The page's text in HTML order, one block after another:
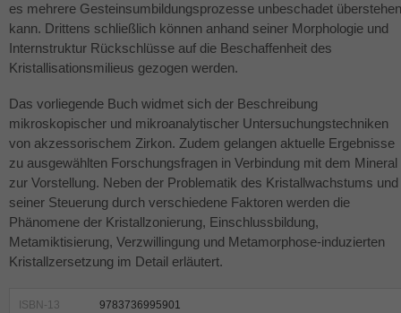
es mehrere Gesteinsumbildungsprozesse unbeschadet überstehen
kann. Drittens schließlich können anhand seiner Morphologie und
Internstruktur Rückschlüsse auf die Beschaffenheit des
Kristallisationsmilieus gezogen werden.
Das vorliegende Buch widmet sich der Beschreibung
mikroskopischer und mikroanalytischer Untersuchungstechniken
von akzessorischem Zirkon. Zudem gelangen aktuelle Ergebnisse
zu ausgewählten Forschungsfragen in Verbindung mit dem Mineral
zur Vorstellung. Neben der Problematik des Kristallwachstums und
seiner Steuerung durch verschiedene Faktoren werden die
Phänomene der Kristallzonierung, Einschlussbildung,
Metamiktisierung, Verzwillingung und Metamorphose-induzierten
Kristallzersetzung im Detail erläutert.
ISBN-13
9783736995901